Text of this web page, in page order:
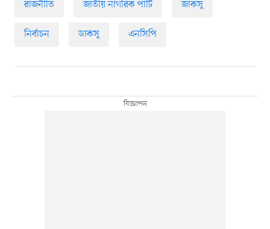
রাজনীতি জাতীয় নাগরিক পার্টি জাকসু
নির্বাচন ডাকসু এনসিপি